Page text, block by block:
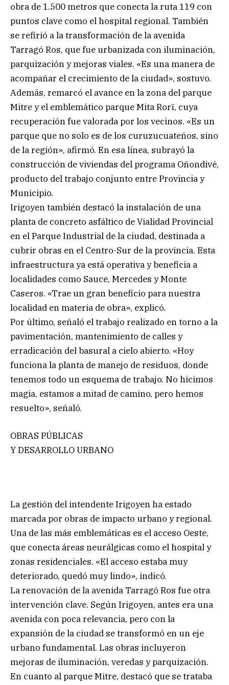
obra de 1.500 metros que conecta la ruta 119 con
puntos clave como el hospital regional. También
se refirió a la transformación de la avenida
Tarragó Ros, que fue urbanizada con iluminación,
parquización y mejoras viales. «Es una manera de
acompañar el crecimiento de la ciudad», sostuvo.
Además, remarcó el avance en la zona del parque
Mitre y el emblemático parque Mita Rorï, cuya
recuperación fue valorada por los vecinos. «Es un
parque que no solo es de los curuzucuateños, sino
de la región», afirmó. En esa línea, subrayó la
construcción de viviendas del programa Oñondivé,
producto del trabajo conjunto entre Provincia y
Municipio.
Irigoyen también destacó la instalación de una
planta de concreto asfáltico de Vialidad Provincial
en el Parque Industrial de la ciudad, destinada a
cubrir obras en el Centro-Sur de la provincia. Esta
infraestructura ya está operativa y beneficia a
localidades como Sauce, Mercedes y Monte
Caseros. «Trae un gran beneficio para nuestra
localidad en materia de obra», explicó.
Por último, señaló el trabajo realizado en torno a la
pavimentación, mantenimiento de calles y
erradicación del basural a cielo abierto. «Hoy
funciona la planta de manejo de residuos, donde
tenemos todo un esquema de trabajo. No hicimos
magia, estamos a mitad de camino, pero hemos
resuelto», señaló.
OBRAS PÚBLICAS
Y DESARROLLO URBANO
La gestión del intendente Irigoyen ha estado
marcada por obras de impacto urbano y regional.
Una de las más emblemáticas es el acceso Oeste,
que conecta áreas neurálgicas como el hospital y
zonas residenciales. «El acceso estaba muy
deteriorado, quedó muy lindo», indicó.
La renovación de la avenida Tarragó Ros fue otra
intervención clave. Según Irigoyen, antes era una
avenida con poca relevancia, pero con la
expansión de la ciudad se transformó en un eje
urbano fundamental. Las obras incluyeron
mejoras de iluminación, veredas y parquización.
En cuanto al parque Mitre, destacó que se trataba